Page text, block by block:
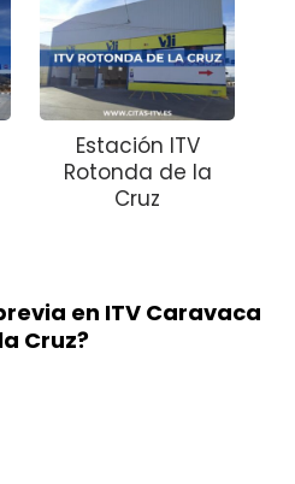
Estación ITV
Rotonda de la
Cruz
en ITV Caravaca
Cruz?